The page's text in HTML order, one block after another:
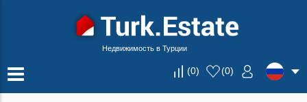
Недвижимость в Турции
(0) (0)